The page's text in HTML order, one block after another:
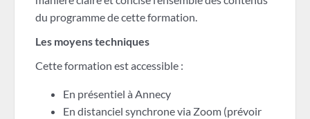
du programme de cette formation.
Les moyens techniques
Cette formation est accessible :
En présentiel à Annecy
En distanciel synchrone via Zoom (prévoir